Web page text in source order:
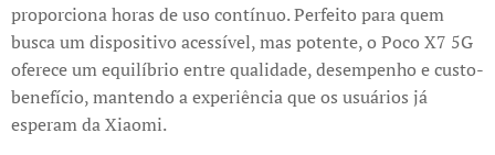
proporciona horas de uso contínuo. Perfeito para quem
busca um dispositivo acessível, mas potente, o Poco X7 5G
oferece um equilíbrio entre qualidade, desempenho e custo-
benefício, mantendo a experiência que os usuários já
esperam da Xiaomi.